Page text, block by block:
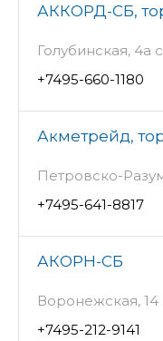
АККОРД-СБ,
Голубинская, 4а
+7495-660-1180
Акметрейд,
Петровско-
+7495-641-8817
АКОРН-СБ
Воронежская, 14
+7495-212-9141